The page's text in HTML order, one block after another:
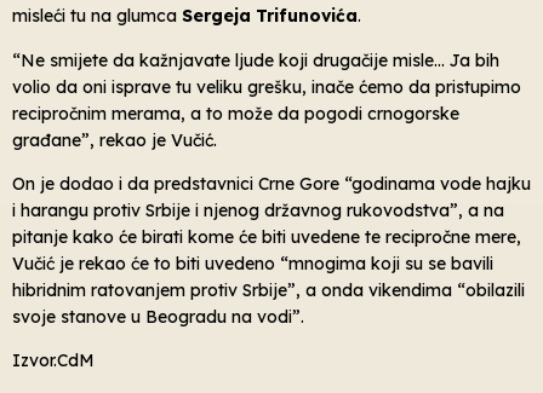
misleći tu na glumca Sergeja Trifunovića.
“Ne smijete da kažnjavate ljude koji drugačije misle… Ja bih
volio da oni isprave tu veliku grešku, inače ćemo da pristupimo
recipročnim merama, a to može da pogodi crnogorske
građane”, rekao je Vučić.
On je dodao i da predstavnici Crne Gore “godinama vode hajku
i harangu protiv Srbije i njenog državnog rukovodstva”, a na
pitanje kako će birati kome će biti uvedene te recipročne mere,
Vučić je rekao će to biti uvedeno “mnogima koji su se bavili
hibridnim ratovanjem protiv Srbije”, a onda vikendima “obilazili
svoje stanove u Beogradu na vodi”.
Izvor.CdM